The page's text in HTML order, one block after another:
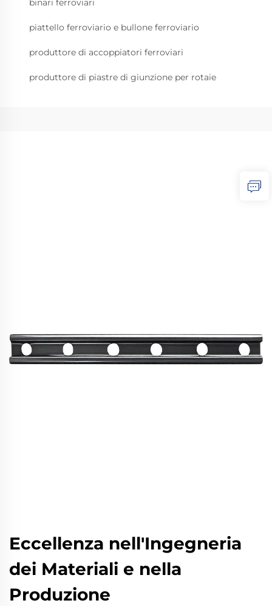
binari ferroviari
piattello ferroviario e bullone ferroviario
produttore di accoppiatori ferroviari
produttore di piastre di giunzione per rotaie
Eccellenza nell'Ingegneria
dei Materiali e nella
Produzione